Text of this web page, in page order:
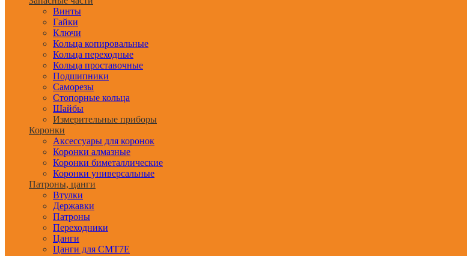
Винты
Гайки
Ключи
Кольца копировальные
Кольца переходные
Кольца проставочные
Подшипники
Саморезы
Стопорные кольца
Шайбы
Измерительные приборы
Коронки
Аксессуары для коронок
Коронки алмазные
Коронки биметаллические
Коронки универсальные
Патроны, цанги
Втулки
Державки
Патроны
Переходники
Цанги
Цанги для CMT7E